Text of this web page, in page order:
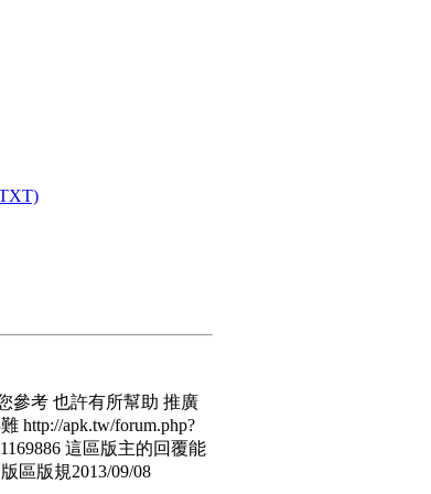
參考 也許有所幫助 推廣
http://apk.tw/forum.php?
這區版主的回覆能
區版規2013/09/08